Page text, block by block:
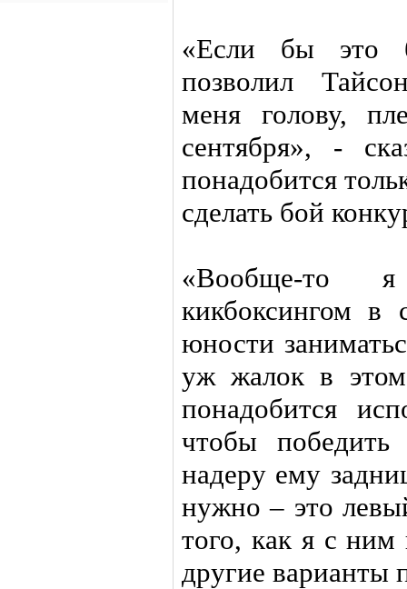
«Если бы это
позволил
меня голову,
сентября», -
понадобится
сделать бой
«Вообще-то
кикбоксингом в
юности
уж жалок в
понадобится
чтобы
надеру ему
нужно – это
того, как я с ним
другие варианты